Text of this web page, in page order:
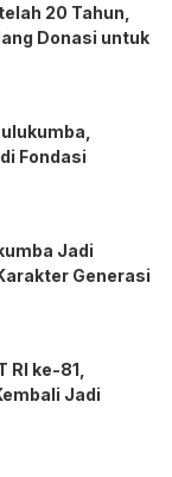
20 Tahun,
Donasi untuk
Fondasi
Jadi
Generasi
RI ke-81,
Jadi